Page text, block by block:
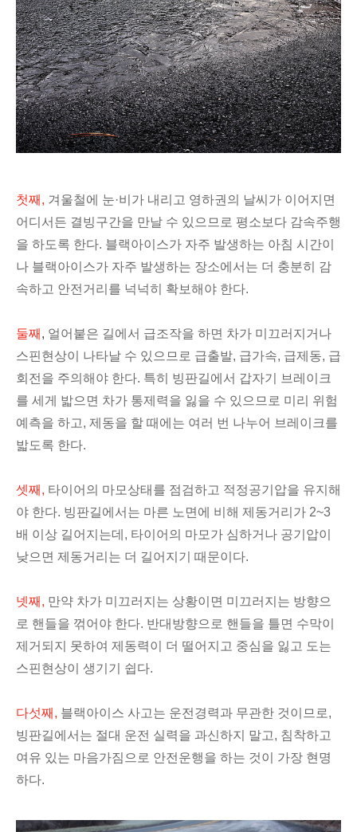
첫째, 겨울철에 눈·비가 내리고 영하권의 날씨가 이어지면
어디서든 결빙구간을 만날 수 있으므로 평소보다 감속주행
을 하도록 한다. 블랙아이스가 자주 발생하는 아침 시간이
나 블랙아이스가 자주 발생하는 장소에서는 더 충분히 감
속하고 안전거리를 넉넉히 확보해야 한다.
둘째 , 얼어붙은 길에서 급조작을 하면 차가 미끄러지거나
스핀현상이 나타날 수 있으므로 급출발, 급가속, 급제동, 급
회전을 주의해야 한다. 특히 빙판길에서 갑자기 브레이크
를 세게 밟으면 차가 통제력을 잃을 수 있으므로 미리 위험
예측을 하고, 제동을 할 때에는 여러 번 나누어 브레이크를
밟도록 한다.
셋째, 타이어의 마모상태를 점검하고 적정공기압을 유지해
야 한다. 빙판길에서는 마른 노면에 비해 제동거리가 2~3
배 이상 길어지는데, 타이어의 마모가 심하거나 공기압이
낮으면 제동거리는 더 길어지기 때문이다.
넷째, 만약 차가 미끄러지는 상황이면 미끄러지는 방향으
로 핸들을 꺾어야 한다. 반대방향으로 핸들을 틀면 수막이
제거되지 못하여 제동력이 더 떨어지고 중심을 잃고 도는
스핀현상이 생기기 쉽다.
다섯째, 블랙아이스 사고는 운전경력과 무관한 것이므로,
빙판길에서는 절대 운전 실력을 과신하지 말고, 침착하고
여유 있는 마음가짐으로 안전운행을 하는 것이 가장 현명
하다.